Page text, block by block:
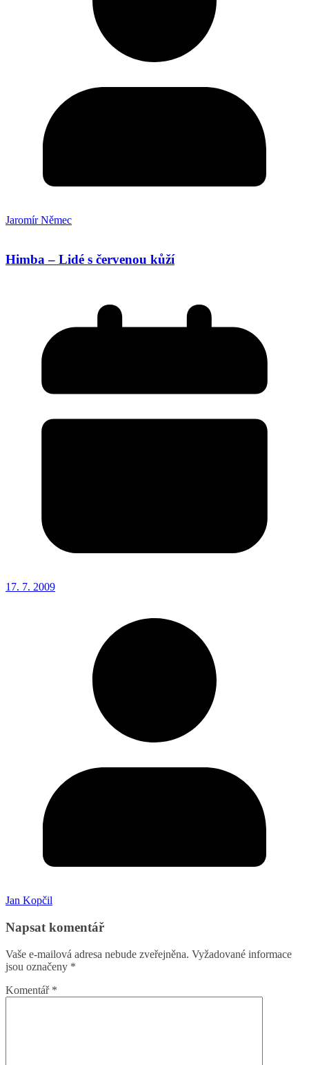
Jaromír Němec
Himba – Lidé s červenou kůží
17. 7. 2009
Jan Kopčil
Napsat komentář
Vaše e-mailová adresa nebude zveřejněna. Vyžadované informace
jsou označeny *
Komentář *